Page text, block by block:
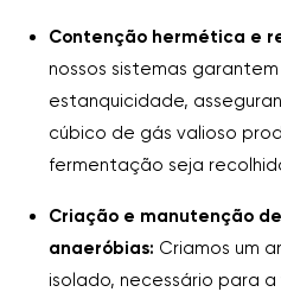
Contenção hermética e
nossos sistemas
estanquicidade,
cúbico de gás valioso
fermentação seja
Criação e manutenção
anaeróbias: Criamos um
isolado, necessário para